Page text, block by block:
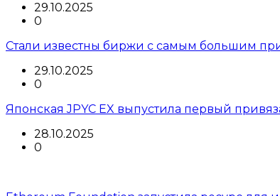
29.10.2025
0
Стали известны биржи с самым большим
29.10.2025
0
Японская JPYC EX выпустила первый
28.10.2025
0